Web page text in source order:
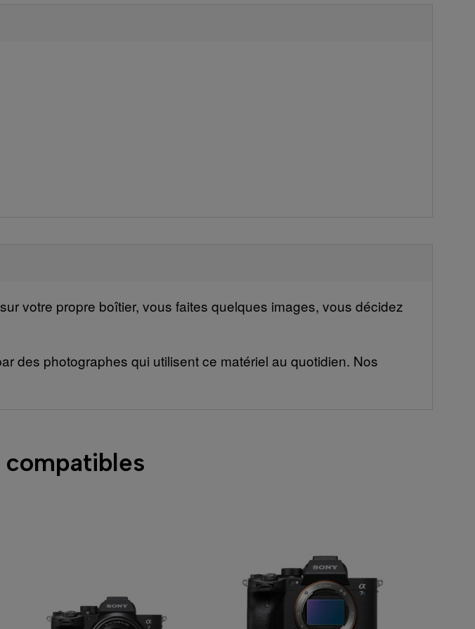
votre propre boîtier, vous faites quelques images, vous décidez
des photographes qui utilisent ce matériel au quotidien. Nos